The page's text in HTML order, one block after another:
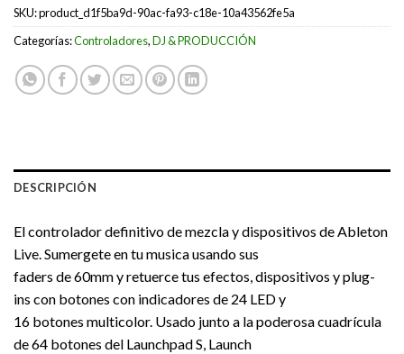
SKU:product_d1f5ba9d-90ac-fa93-c18e-10a43562fe5a
Categorías:Controladores,DJ & PRODUCCIÓN
DESCRIPCIÓN
El controlador definitivo de mezcla y dispositivos de Ableton
Live. Sumergete en tu musica usando sus
faders de 60mm y retuerce tus efectos, dispositivos y plug-
ins con botones con indicadores de 24 LED y
16 botones multicolor. Usado junto a la poderosa cuadrícula
de 64 botones del Launchpad S, Launch